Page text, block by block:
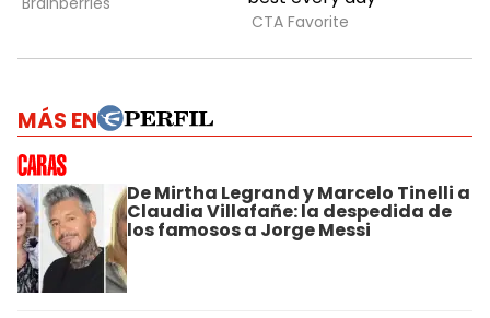
MÁS EN
De Mirtha Legrand y Marcelo Tinelli a
Claudia Villafañe: la despedida de
los famosos a Jorge Messi